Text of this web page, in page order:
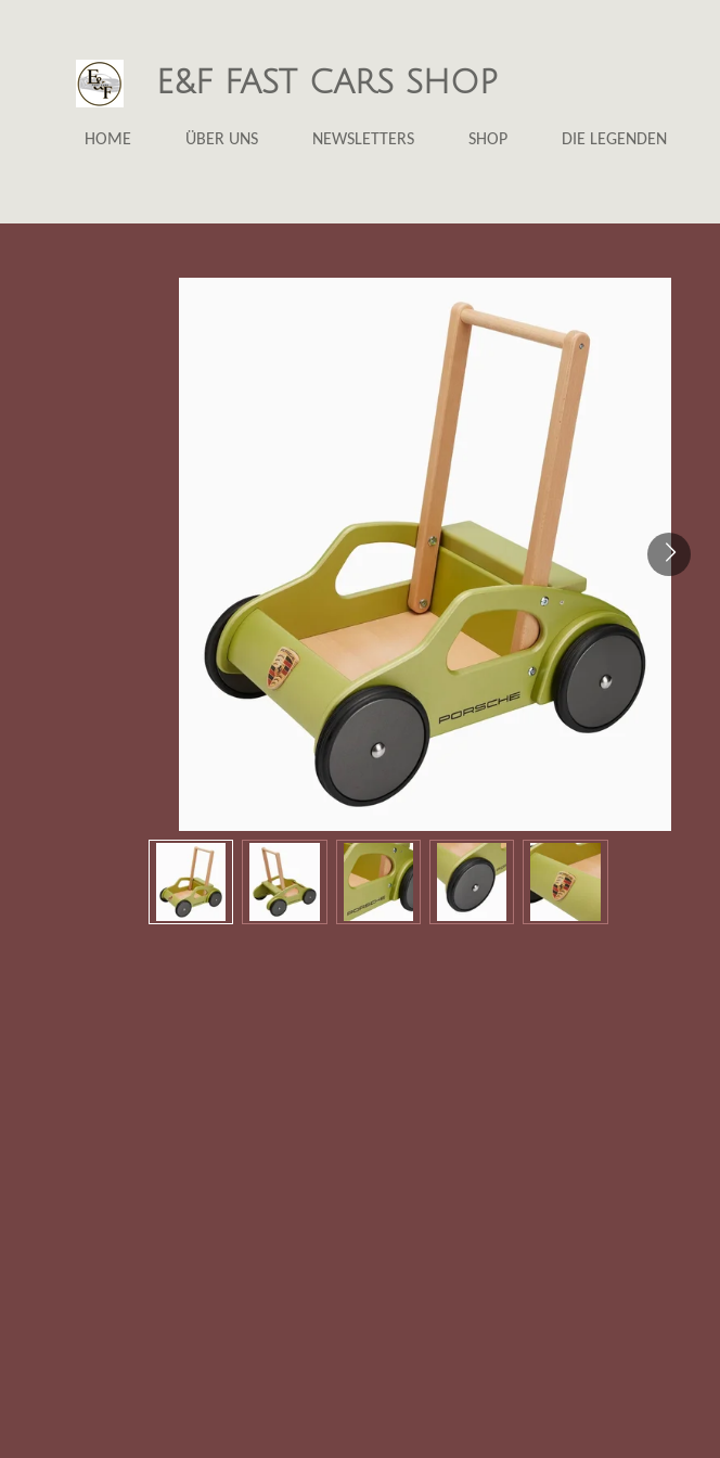
E&F FAST CARS SHOP
HOME ÜBER UNS NEWSLETTERS SHOP DIE LEGENDEN